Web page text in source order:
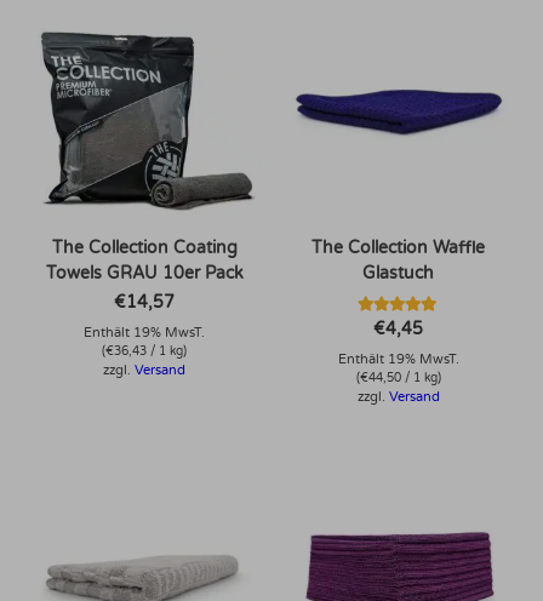
The Collection Coating
Towels GRAU 10er Pack
€14,57
Enthält 19% MwsT.
(€36,43 / 1 kg)
zzgl.Versand
The Collection Waffle
Glastuch
Bewertet mit
5.00
von 5
€4,45
Enthält 19% MwsT.
(€44,50/ 1 kg)
zzgl. Versand